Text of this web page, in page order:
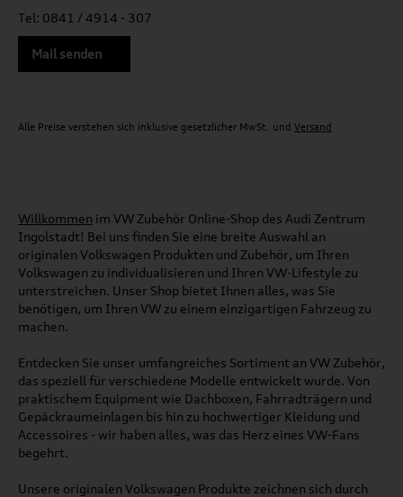
Tel: 0841 / 4914 - 307
Mail senden
Alle Preise verstehen sich inklusive gesetzlicher MwSt. und Versand
Willkommen im VW Zubehör Online-Shop des Audi Zentrum
Ingolstadt! Bei uns finden Sie eine breite Auswahl an
originalen Volkswagen Produkten und Zubehör, um Ihren
Volkswagen zu individualisieren und Ihren VW-Lifestyle zu
unterstreichen. Unser Shop bietet Ihnen alles, was Sie
benötigen, um Ihren VW zu einem einzigartigen Fahrzeug zu
machen.
Entdecken Sie unser umfangreiches Sortiment an VW Zubehör,
das speziell für verschiedene Modelle entwickelt wurde. Von
praktischem Equipment wie Dachboxen, Fahrradträgern und
Gepäckraumeinlagen bis hin zu hochwertiger Kleidung und
Accessoires - wir haben alles, was das Herz eines VW-Fans
begehrt.
Unsere originalen Volkswagen Produkte zeichnen sich durch